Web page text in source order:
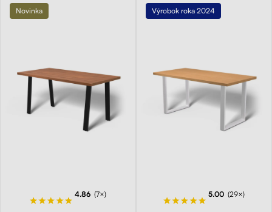
Novinka
4.86 (7×)
Výrobok roka 2024
5.00 (29×)